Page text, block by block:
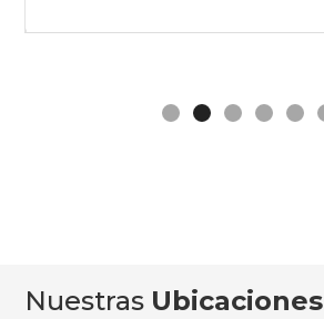
Nuestras Ubicaciones